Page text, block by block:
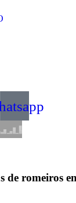
de romeiros